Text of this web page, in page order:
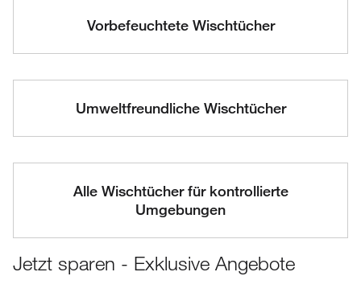
Vorbefeuchtete Wischtücher
Umweltfreundliche Wischtücher
Alle Wischtücher für kontrollierte
Umgebungen
Jetzt sparen - Exklusive Angebote